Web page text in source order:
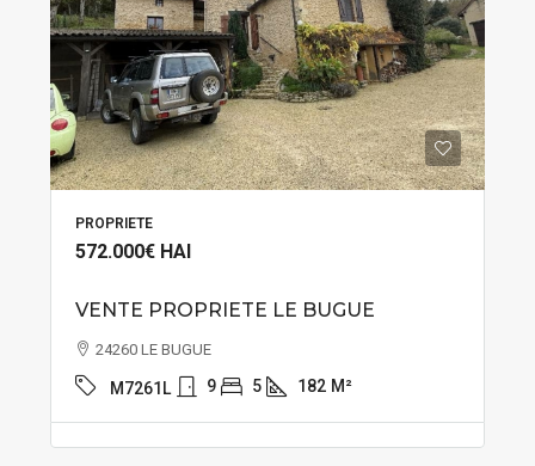
PROPRIETE
572.000€ HAI
VENTE PROPRIETE LE BUGUE
24260 LE BUGUE
M7261L 9 5 182 M²